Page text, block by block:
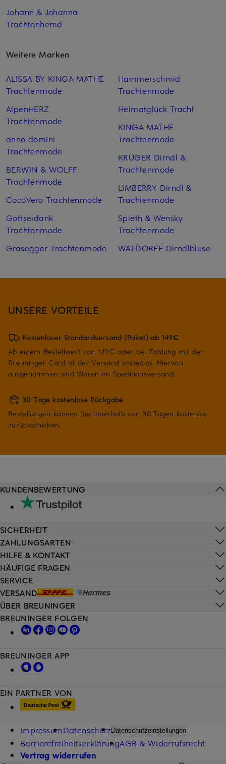
Johann & Johanna
Trachtenhemd
Weitere Marken
ALISSA BY KINGA MATHE
Trachtenmode
AlpenHERZ
Trachtenmode
anno domini
Trachtenmode
BERWIN & WOLFF
Trachtenmode
CocoVero Trachtenmode
Gottseidank
Trachtenmode
Grasegger Trachtenmode
Hammerschmid
Trachtenmode
Heimatglück Tracht
KINGA MATHE
Trachtenmode
KRÜGER Dirndl &
Trachtenmode
LIMBERRY Dirndl &
Trachtenmode
Spieth & Wensky
Trachtenmode
WALDORFF Dirndlbluse
UNSERE VORTEILE
Kostenloser Standardversand (Paket) ab 149€
Ab einem Bestellwert von 149€ oder bei Zahlung mit der
Breuninger Card ist der Versand kostenlos. Hiervon
ausgenommen sind Waren im Speditionsversand.
30 Tage kostenlose Rückgabe
Bestellungen können Sie innerhalb von 30 Tagen kostenlos
zurückschicken.
HILFE & KONTAKT
HÄUFIGE FRAGEN
SERVICE
VERSAND
KUNDENBEWERTUNG
SICHERHEIT
ZAHLUNGSARTEN
ÜBER BREUNINGER
EIN PARTNER VON
BREUNINGER FOLGEN
BREUNINGER APP
ImpressumDatenschutzDatenschutzeinstellungen
BarrierefreiheitserklärungAGB & Widerrufsrecht
Vertrag widerrufen